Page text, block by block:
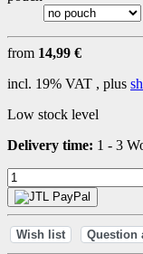
from 14,99 €
incl. 19% VAT , plus
Low stock level
Delivery time: 1 - 3
Wish list Question